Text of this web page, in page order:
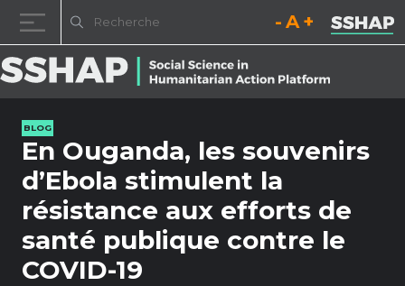
Diminuez la taille de la
Réinitialisez la
BLOG
En Ouganda, les souvenirs
d’Ebola stimulent la
résistance aux efforts de
santé publique contre le
COVID-19